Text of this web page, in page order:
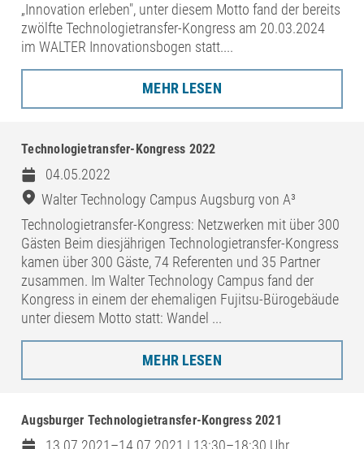
„Innovation erleben", unter diesem Motto fand der bereits
zwölfte Technologietransfer-Kongress am 20.03.2024
im WALTER Innovationsbogen statt....
MEHR LESEN
Technologietransfer-Kongress 2022
04.05.2022
Walter Technology Campus Augsburg von A³
Technologietransfer-Kongress: Netzwerken mit über 300
Gästen Beim diesjährigen Technologietransfer-Kongress
kamen über 300 Gäste, 74 Referenten und 35 Partner
zusammen. Im Walter Technology Campus fand der
Kongress in einem der ehemaligen Fujitsu-Bürogebäude
unter diesem Motto statt: Wandel ...
MEHR LESEN
Augsburger Technologietransfer-Kongress 2021